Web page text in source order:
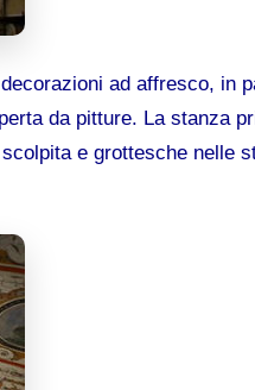
ad affresco, in
da pitture. La stanza
e grottesche nelle